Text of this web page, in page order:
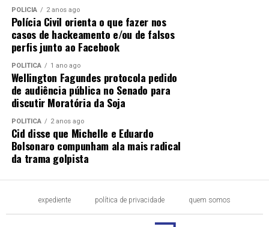
POLÍCIA 2 anos ago
Polícia Civil orienta o que fazer nos
casos de hackeamento e/ou de falsos
perfis junto ao Facebook
POLÍTICA 1 ano ago
Wellington Fagundes protocola pedido
de audiência pública no Senado para
discutir Moratória da Soja
POLÍTICA 2 anos ago
Cid disse que Michelle e Eduardo
Bolsonaro compunham ala mais radical
da trama golpista
expediente política de privacidade quem somos